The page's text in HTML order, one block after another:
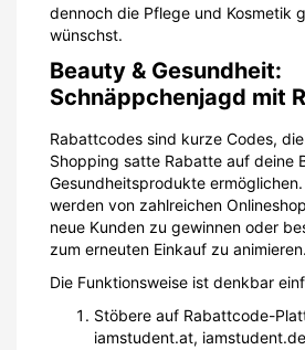
dennoch die Pflege und Kosmetik
wünschst.
Beauty & Gesundheit:
Schnäppchenjagd mit
Rabattcodes sind kurze Codes,
Shopping satte Rabatte auf deine
Gesundheitsprodukte
werden von zahlreichen
neue Kunden zu gewinnen oder
zum erneuten Einkauf zu animieren.
Die Funktionsweise ist denkbar
Stöbere auf Rabattcode-
iamstudent.at,